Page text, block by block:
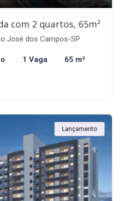
com 2 quartos, 65m²
José dos Campos-SP
1 Vaga 65 m²
Lançamento